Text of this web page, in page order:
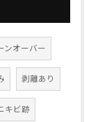
ンオーバー
剥離あり
キビ跡